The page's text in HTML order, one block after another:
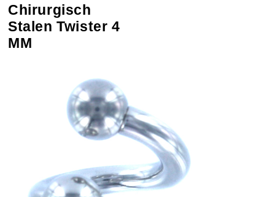
Chirurgisch
Stalen Twister 4
MM